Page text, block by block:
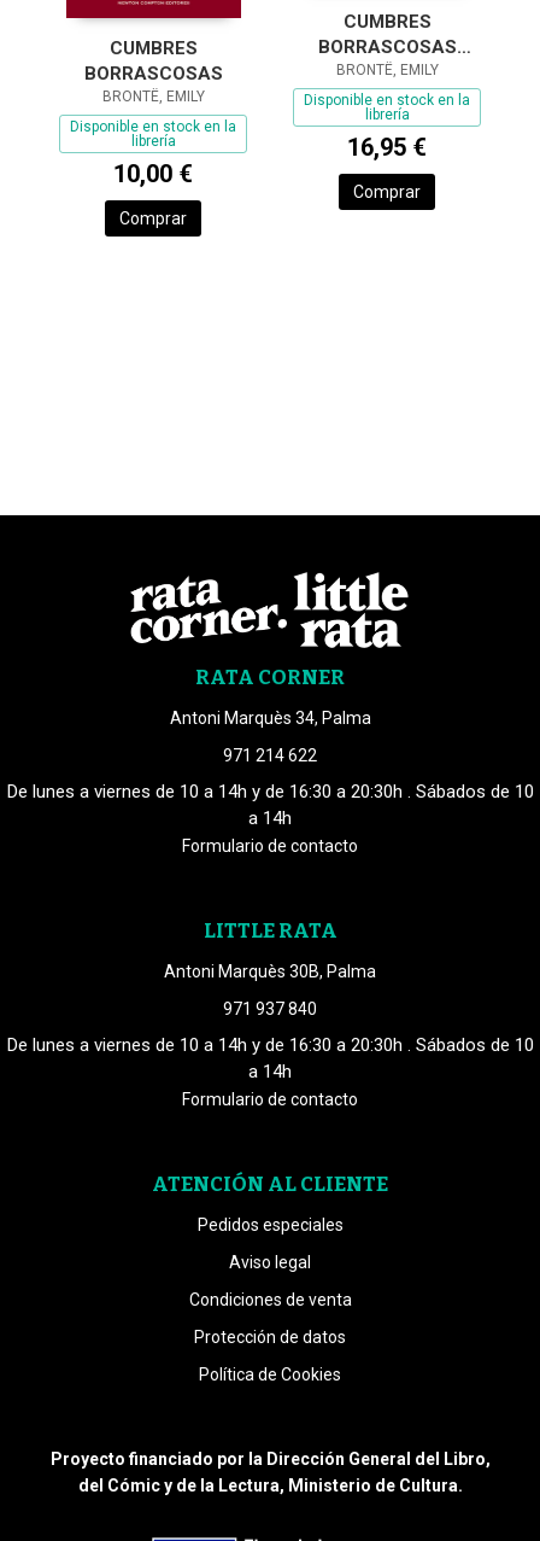
CUMBRES
BORRASCOSAS
BRONTË, EMILY
Disponible en stock en la
librería
10,00 €
Comprar
CUMBRES
BORRASCOSAS
(EDICIÓN ESPECIAL
LIMITADA CON
CANTOS TINTADOS)
BRONTË, EMILY
Disponible en stock en la
librería
16,95 €
Comprar
RATA CORNER
Antoni Marquès 34, Palma
971 214 622
De lunes a viernes de 10 a 14h y de 16:30 a 20:30h . Sábados de 10
a 14h
Formulario de contacto
LITTLE RATA
Antoni Marquès 30B, Palma
971 937 840
De lunes a viernes de 10 a 14h y de 16:30 a 20:30h . Sábados de 10
a 14h
Formulario de contacto
ATENCIÓN AL CLIENTE
Pedidos especiales
Aviso legal
Condiciones de venta
Protección de datos
Política de Cookies
Proyecto financiado por la Dirección General del Libro,
del Cómic y de la Lectura, Ministerio de Cultura.